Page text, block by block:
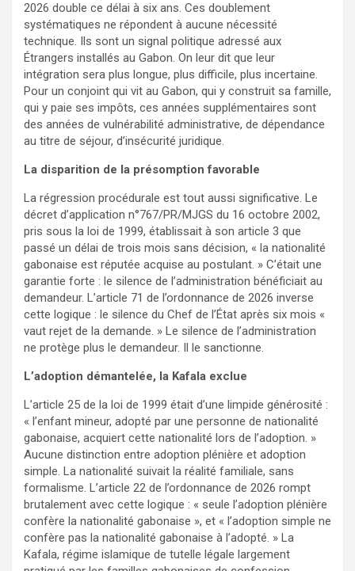
2026 double ce délai à six ans. Ces doublement
systématiques ne répondent à aucune nécessité
technique. Ils sont un signal politique adressé aux
Étrangers installés au Gabon. On leur dit que leur
intégration sera plus longue, plus difficile, plus incertaine.
Pour un conjoint qui vit au Gabon, qui y construit sa famille,
qui y paie ses impôts, ces années supplémentaires sont
des années de vulnérabilité administrative, de dépendance
au titre de séjour, d’insécurité juridique.
La disparition de la présomption favorable
La régression procédurale est tout aussi significative. Le
décret d’application n°767/PR/MJGS du 16 octobre 2002,
pris sous la loi de 1999, établissait à son article 3 que
passé un délai de trois mois sans décision, « la nationalité
gabonaise est réputée acquise au postulant. » C’était une
garantie forte : le silence de l’administration bénéficiait au
demandeur. L’article 71 de l’ordonnance de 2026 inverse
cette logique : le silence du Chef de l’État après six mois «
vaut rejet de la demande. » Le silence de l’administration
ne protège plus le demandeur. Il le sanctionne.
L’adoption démantelée, la Kafala exclue
L’article 25 de la loi de 1999 était d’une limpide générosité :
« l’enfant mineur, adopté par une personne de nationalité
gabonaise, acquiert cette nationalité lors de l’adoption. »
Aucune distinction entre adoption plénière et adoption
simple. La nationalité suivait la réalité familiale, sans
formalisme. L’article 22 de l’ordonnance de 2026 rompt
brutalement avec cette logique : « seule l’adoption plénière
confère la nationalité gabonaise », et « l’adoption simple ne
confère pas la nationalité gabonaise à l’adopté. » La
Kafala, régime islamique de tutelle légale largement